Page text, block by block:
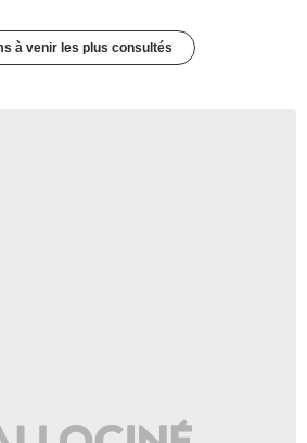
à venir les plus consultés